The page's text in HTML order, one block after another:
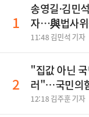
1
송영길·김민
자…與법사
청하라"
11:48 김민석 기자
2
"집값 아닌
러"…국민의
맹폭
12:18 김주훈 기자